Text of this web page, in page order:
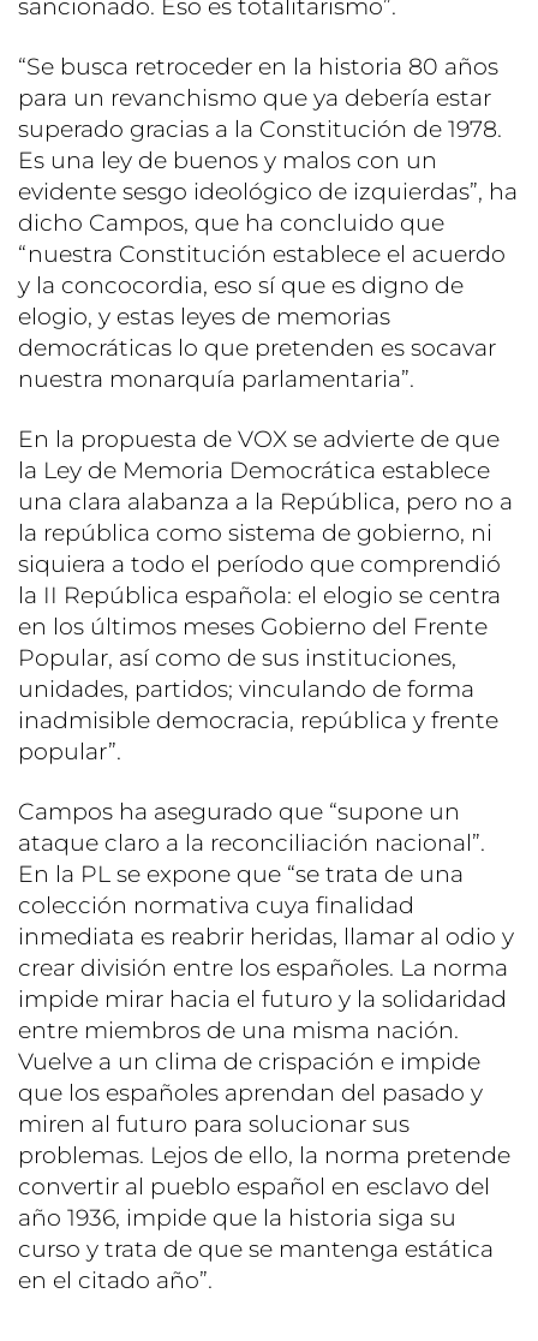
sancionado. Eso es totalitarismo”.
“Se busca retroceder en la historia 80 años
para un revanchismo que ya debería estar
superado gracias a la Constitución de 1978.
Es una ley de buenos y malos con un
evidente sesgo ideológico de izquierdas”, ha
dicho Campos, que ha concluido que
“nuestra Constitución establece el acuerdo
y la concocordia, eso sí que es digno de
elogio, y estas leyes de memorias
democráticas lo que pretenden es socavar
nuestra monarquía parlamentaria”.
En la propuesta de VOX se advierte de que
la Ley de Memoria Democrática establece
una clara alabanza a la República, pero no a
la república como sistema de gobierno, ni
siquiera a todo el período que comprendió
la II República española: el elogio se centra
en los últimos meses Gobierno del Frente
Popular, así como de sus instituciones,
unidades, partidos; vinculando de forma
inadmisible democracia, república y frente
popular”.
Campos ha asegurado que “supone un
ataque claro a la reconciliación nacional”.
En la PL se expone que “se trata de una
colección normativa cuya finalidad
inmediata es reabrir heridas, llamar al odio y
crear división entre los españoles. La norma
impide mirar hacia el futuro y la solidaridad
entre miembros de una misma nación.
Vuelve a un clima de crispación e impide
que los españoles aprendan del pasado y
miren al futuro para solucionar sus
problemas. Lejos de ello, la norma pretende
convertir al pueblo español en esclavo del
año 1936, impide que la historia siga su
curso y trata de que se mantenga estática
en el citado año”.